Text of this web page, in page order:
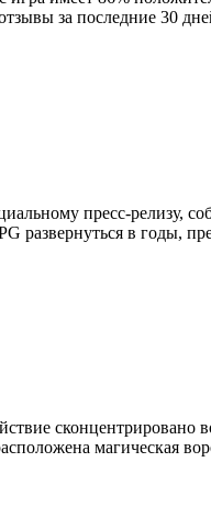
за последние 30
пресс-релизу,
развернуться в годы,
сконцентрировано
магическая